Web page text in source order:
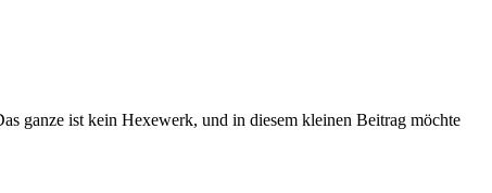
ganze ist kein Hexewerk, und in diesem kleinen Beitrag möchte